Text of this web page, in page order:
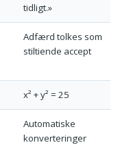
tidligt.»
Adfærd tolkes som
stiltiende accept
x² + y² = 25
Automatiske
konverteringer